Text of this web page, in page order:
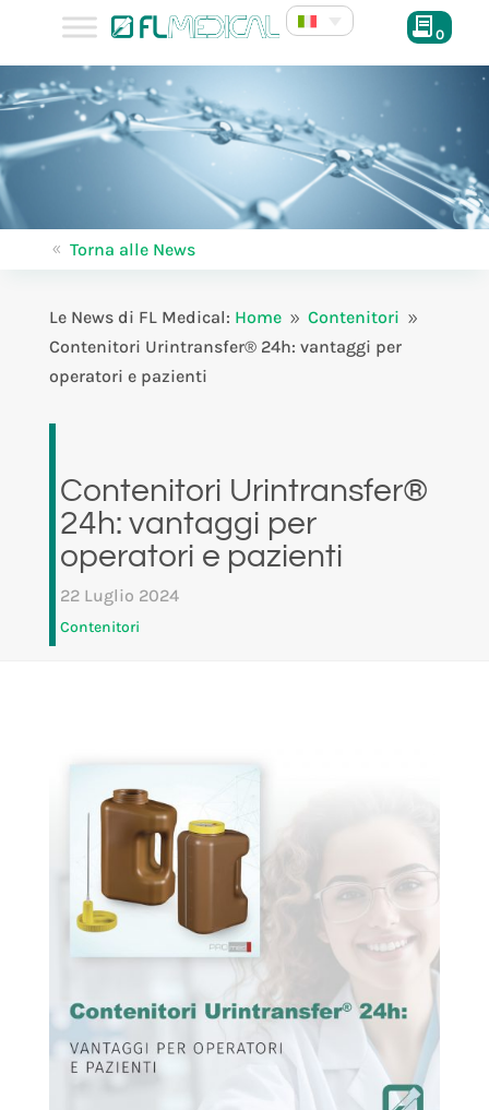
0
8 Torna alle News
Le News di FL Medical: Home 9 Contenitori 9
Contenitori Urintransfer® 24h: vantaggi per
operatori e pazienti
Contenitori Urintransfer®
24h: vantaggi per
operatori e pazienti
22 Luglio 2024
Contenitori